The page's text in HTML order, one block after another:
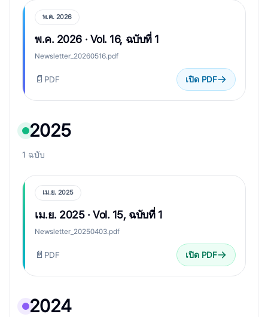
พ.ค. 2026
พ.ค. 2026 · Vol. 16, ฉบับที่ 1
Newsletter_20260516.pdf
📄 PDF เปิด PDF
2025
1 ฉบับ
เม.ย. 2025
เม.ย. 2025 · Vol. 15, ฉบับที่ 1
Newsletter_20250403.pdf
📄 PDF เปิด PDF
2024